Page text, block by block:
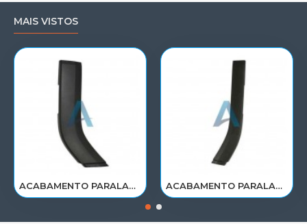
MAIS VISTOS
ACABAMENTO PARALAMA CABINE SCANIA NTG P/G/R/S LE PARTE TRAS 2297995 ACABAMENTO PARALAMA CABINE SCANIA NTG P/G/R/S LD PARTE TRAS 2297996